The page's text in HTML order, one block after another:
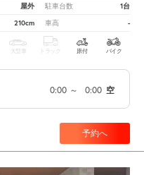
屋外 駐車台数 1台
210cm 車高 -
大型車 トラック 原付 バイク
0:00 ～ 0:00 空
予約へ